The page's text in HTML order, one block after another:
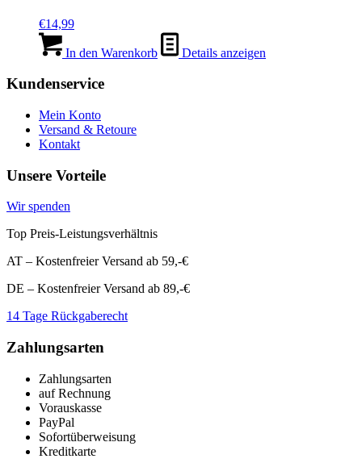
€14,99
In den Warenkorb Details anzeigen
Kundenservice
Mein Konto
Versand & Retoure
Kontakt
Unsere Vorteile
Wir spenden
Top Preis-Leistungsverhältnis
AT – Kostenfreier Versand ab 59,-€
DE – Kostenfreier Versand ab 89,-€
14 Tage Rückgaberecht
Zahlungsarten
Zahlungsarten
auf Rechnung
Vorauskasse
PayPal
Sofortüberweisung
Kreditkarte